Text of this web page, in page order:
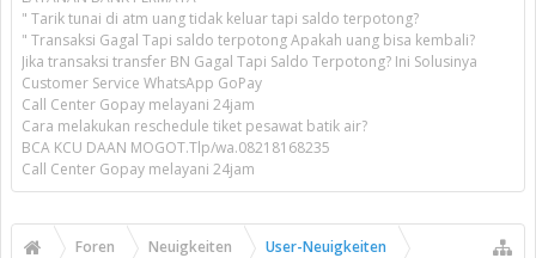
" Tarik tunai di atm uang tidak keluar tapi saldo terpotong?
" Transaksi Gagal Tapi saldo terpotong Apakah uang bisa kembali?
Jika transaksi transfer BN Gagal Tapi Saldo Terpotong? Ini Solusinya
Customer Service WhatsApp GoPay
Call Center Gopay melayani 24jam
Cara melakukan reschedule tiket pesawat batik air?
BCA KCU DAAN MOGOT.Tlp/wa.08218168235
Call Center Gopay melayani 24jam
Foren Neuigkeiten User-Neuigkeiten